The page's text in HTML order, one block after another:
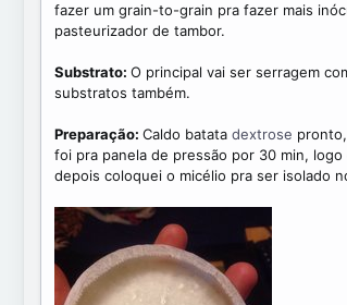
fazer um grain-to-grain pra fazer mais
pasteurizador de tambor.
Substrato: O principal vai ser serragem
substratos também.
Preparação: Caldo batata dextrose
foi pra panela de pressão por 30 min,
depois coloquei o micélio pra ser isolado